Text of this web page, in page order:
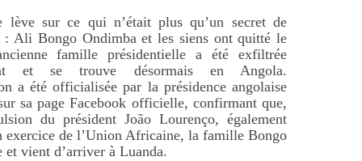
lève sur ce qui n’était plus qu’un secret de
: Ali Bongo Ondimba et les siens ont quitté le
famille présidentielle a été exfiltrée
et se trouve désormais en Angola.
a été officialisée par la présidence angolaise
sa page Facebook officielle, confirmant que,
du président João Lourenço, également
exercice de l’Union Africaine, la famille Bongo
et vient d’arriver à Luanda.